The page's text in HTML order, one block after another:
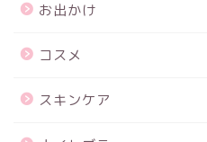
お出かけ
コスメ
スキンケア